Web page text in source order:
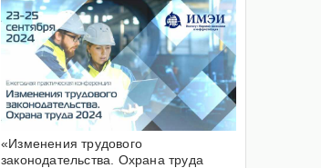
«Изменения трудового
законодательства. Охрана труда